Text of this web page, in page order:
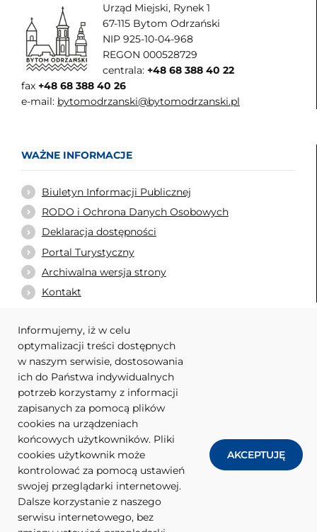
Urząd Miejski, Rynek 1
67-115 Bytom Odrzański
NIP 925-10-04-968
REGON 000528729
centrala: +48 68 388 40 22
fax +48 68 388 40 26
e-mail: bytomodrzanski@bytomodrzanski.pl
WAŻNE INFORMACJE
Biuletyn Informacji Publicznej
RODO i Ochrona Danych Osobowych
Deklaracja dostępności
Portal Turystyczny
Archiwalna wersja strony
Kontakt
WARTO ODWIEDZIĆ
Urząd Marszałkowski Województwa Lubuskiego
Powiat nowosolski
Zrzeszenie Gmin Województwa Lubuskiego
Euroregion Sprewa-Nysa-Bóbr
Fundacja „Porozumienie Wzgórz Dalkowskich”
Informujemy, iż w celu
optymalizacji treści dostępnych
w naszym serwisie, dostosowania
ich do Państwa indywidualnych
potrzeb korzystamy z informacji
zapisanych za pomocą plików
cookies na urządzeniach
końcowych użytkowników. Pliki
cookies użytkownik może
kontrolować za pomocą ustawień
swojej przeglądarki internetowej.
Dalsze korzystanie z naszego
serwisu internetowego, bez
AKCEPTUJĘ